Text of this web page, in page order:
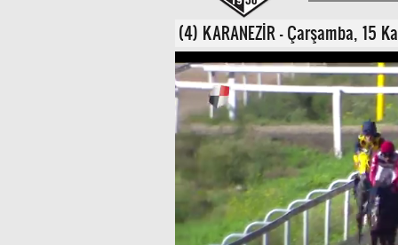
(4) KARANEZİR - Çarşamba, 15